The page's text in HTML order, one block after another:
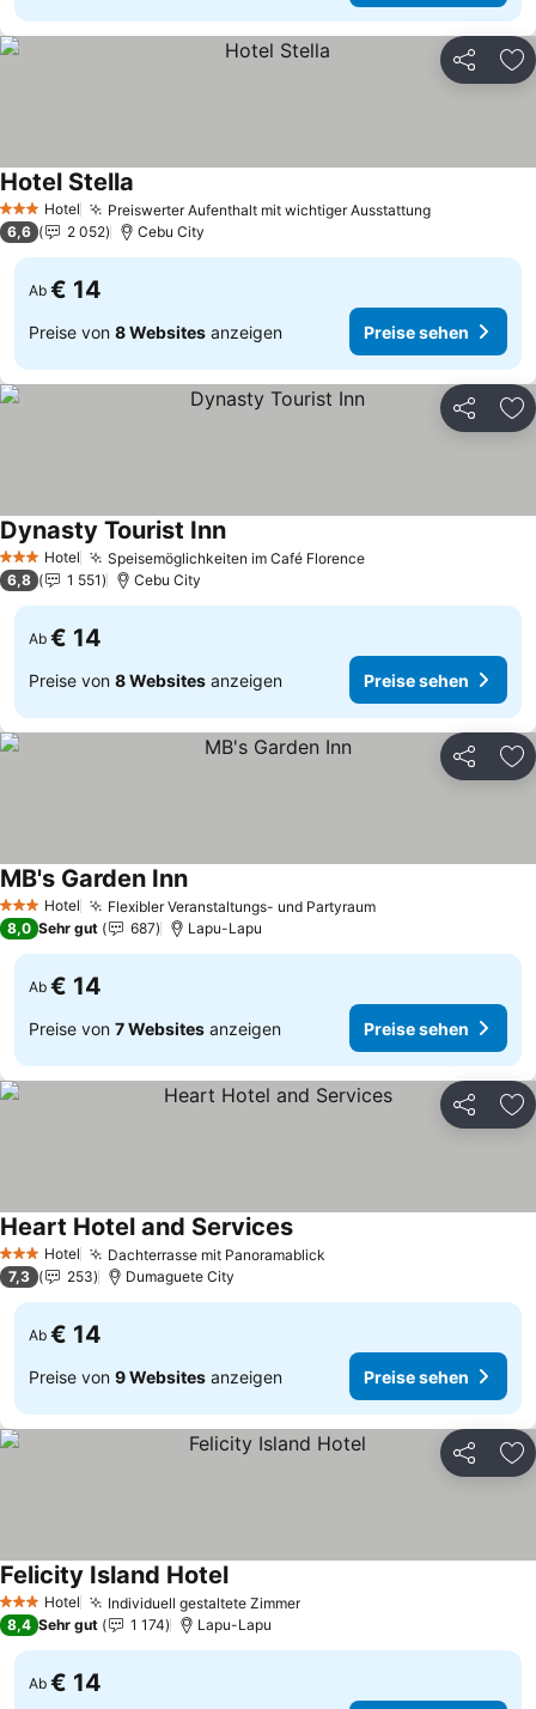
Teilen
3 SterneHotel Preiswerter Aufenthalt mit wichtiger AusstattungPreise
Hotel Stella
6,6 2 052 Cebu City
Ab € 14
Preise von 8 Websites anzeigen Preise sehen
Teilen
3 SterneHotel Speisemöglichkeiten im Café FlorencePreise sehen
Dynasty Tourist InnPreise sehen
6,8 1 551 Cebu City
Ab € 14
Preise von 8 Websites anzeigen Preise sehen
Teilen
3 SterneHotel Flexibler Veranstaltungs- und PartyraumPreise sehen
MB's Garden InnPreise sehen
8,0 Sehr gut 687 Lapu-Lapu
Ab € 14
Preise von 7 Websites anzeigen Preise sehen
Teilen
3 SterneHotel Dachterrasse mit Panoramablick
Heart Hotel and ServicesPreise sehen
7,3 253 Dumaguete City
Ab € 14
Preise von 9 Websites anzeigen Preise sehen
Teilen
3 SterneHotel Individuell gestaltete ZimmerPreise sehen
Felicity Island HotelPreise sehen
8,4 Sehr gut 1 174 Lapu-Lapu
Ab € 14